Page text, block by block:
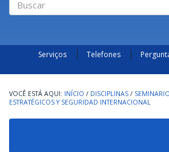
Serviços Telefones
INÍCIO / DISCIPLINAS /
ESTRATÉGICOS Y SEGURIDAD INTERNACIONAL